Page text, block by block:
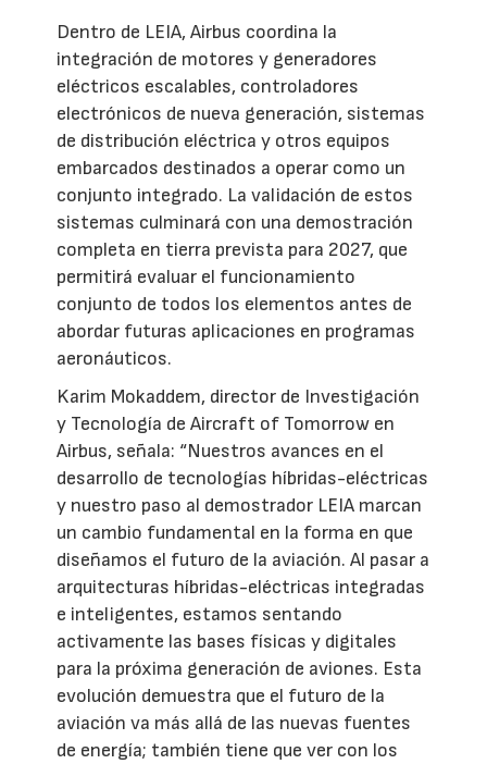
Dentro de LEIA, Airbus coordina la
integración de motores y generadores
eléctricos escalables, controladores
electrónicos de nueva generación, sistemas
de distribución eléctrica y otros equipos
embarcados destinados a operar como un
conjunto integrado. La validación de estos
sistemas culminará con una demostración
completa en tierra prevista para 2027, que
permitirá evaluar el funcionamiento
conjunto de todos los elementos antes de
abordar futuras aplicaciones en programas
aeronáuticos.
Karim Mokaddem, director de Investigación
y Tecnología de Aircraft of Tomorrow en
Airbus, señala: “Nuestros avances en el
desarrollo de tecnologías híbridas-eléctricas
y nuestro paso al demostrador LEIA marcan
un cambio fundamental en la forma en que
diseñamos el futuro de la aviación. Al pasar a
arquitecturas híbridas-eléctricas integradas
e inteligentes, estamos sentando
activamente las bases físicas y digitales
para la próxima generación de aviones. Esta
evolución demuestra que el futuro de la
aviación va más allá de las nuevas fuentes
de energía; también tiene que ver con los